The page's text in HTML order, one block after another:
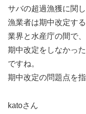
サバの超過漁獲に関
漁業者は期中改定す
業界と水産庁の間で
期中改定をしなかっ
ですね。
期中改定の問題点を
katoさん